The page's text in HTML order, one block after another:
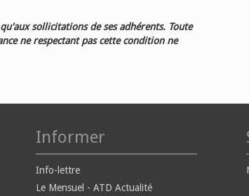
sollicitations de ses adhérents. Toute
ne respectant pas cette condition ne
Informer
Info-lettre
Le Mensuel - ATD Actualité